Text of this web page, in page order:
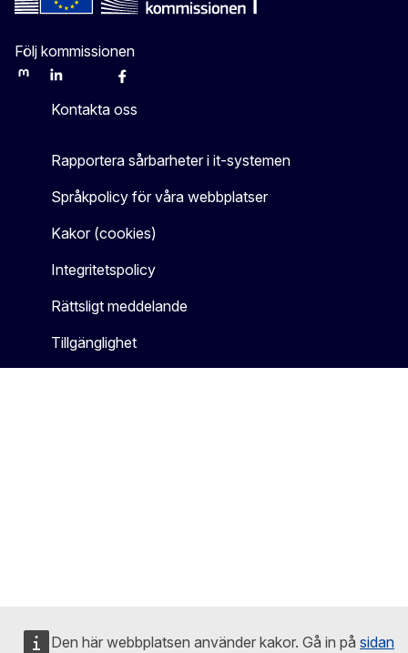
Den här webbplatsen använder kakor. Gå in på sidan
Följ kommissionen
MastodonLinkedInBlueskyFacebook
Kontakta oss
Rapportera sårbarheter i it-systemen
Språkpolicy för våra webbplatser
Kakor (cookies)
Integritetspolicy
Rättsligt meddelande
Tillgänglighet